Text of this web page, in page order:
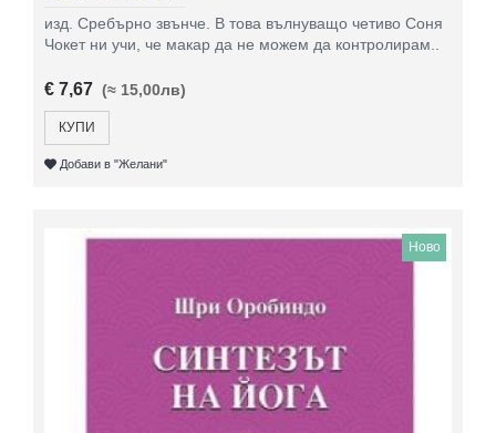
изд. Сребърно звънче. В това вълнуващо четиво Соня
Чокет ни учи, че макар да не можем да контролирам..
€ 7,67 (≈ 15,00лв)
КУПИ
Добави в "Желани"
Ново